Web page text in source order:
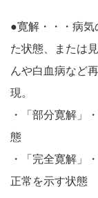
●寛解・・・病気
た状態、または
んや白血病など
現。
・「部分寛解」
態
・「完全寛解」
正常を示す状態